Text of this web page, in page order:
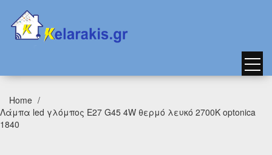
Home
Λάμπα led γλόμπος Ε27 G45 4W θερμό λευκό 2700Κ optonica
1840